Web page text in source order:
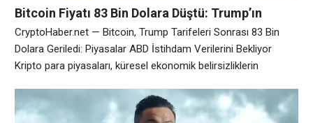
Bitcoin Fiyatı 83 Bin Dolara Düştü: Trump’ın
Tarifeleri ve ABD İstihdam Verileri Gündemde
CryptoHaber.net — Bitcoin, Trump Tarifeleri Sonrası 83 Bin
Dolara Geriledi: Piyasalar ABD İstihdam Verilerini Bekliyor
Kripto para piyasaları, küresel ekonomik belirsizliklerin
Donald Trump’ın ithalata yönelik ağır tarifeler açıklaması,
yatırımcıların risk iştahını azaltırken, Bitcoin fiyatı da bu